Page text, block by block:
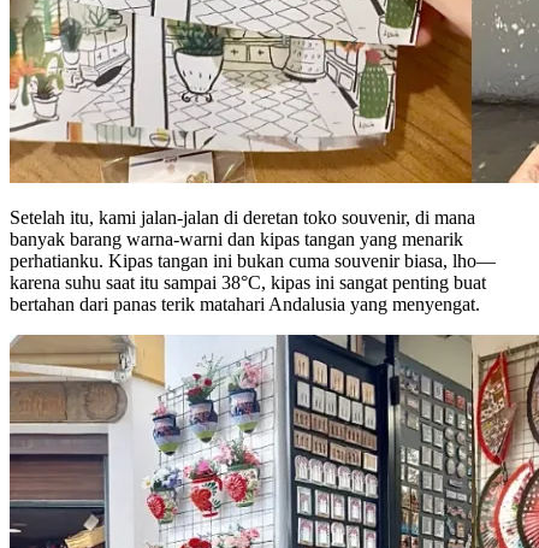
Setelah itu, kami jalan-jalan di deretan toko souvenir, di mana
banyak barang warna-warni dan kipas tangan yang menarik
perhatianku. Kipas tangan ini bukan cuma souvenir biasa, lho—
karena suhu saat itu sampai 38°C, kipas ini sangat penting buat
bertahan dari panas terik matahari Andalusia yang menyengat.